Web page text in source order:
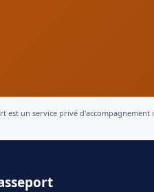
est un service privé